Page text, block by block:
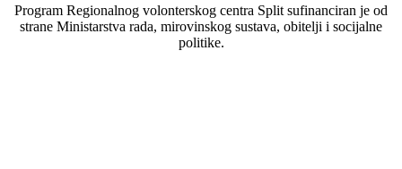
Program Regionalnog volonterskog centra Split sufinanciran je od
strane Ministarstva rada, mirovinskog sustava, obitelji i socijalne
politike.